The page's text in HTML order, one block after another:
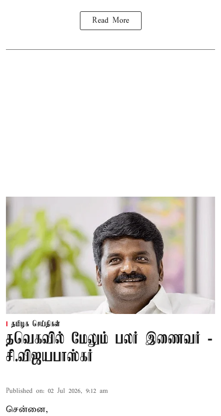
Read More
தமிழக செய்திகள்
தவெகவில் மேலும் பலர் இணைவர் -
சி.விஜயபாஸ்கர்
Published on: 02 Jul 2026, 9:12 am
சென்னை,